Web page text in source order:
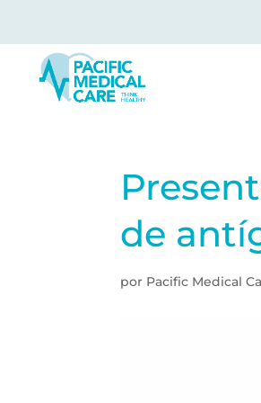
de
por Pacific Medical